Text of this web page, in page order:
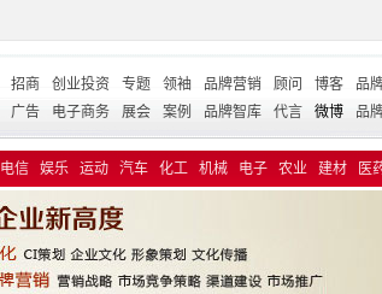
招商 创业投资 专题 领袖 品牌营销 顾问 博客 品
广告 电子商务 展会 案例 品牌智库 代言 微博 品
电信 娱乐 运动 汽车 化工 机械 电子 农业 建材 医